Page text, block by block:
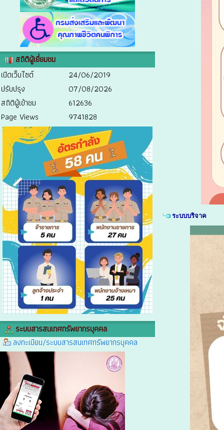
สถิติผู้เยี่ยมชม
เปิดเว็บไซต์
24/06/2019
ปรับปรุง
07/08/2026
สถิติผู้เข้าชม
612636
Page Views
9741828
ระบบสารสนเทศทรัพยากรบุคคล
ลงทะเบียน/ระบบสารสนเทศทรัพยากรบุคคล
ระบบบริจาค